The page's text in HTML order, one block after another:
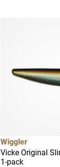
Bättre
Wiggler
Vicke Original
1-pack